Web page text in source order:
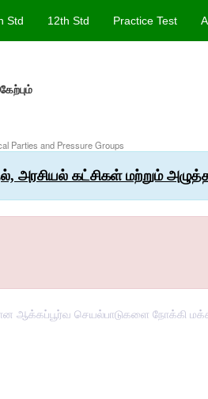
Std 12th Std Practice Test
Parties and Pressure Groups
அரசியல் கட்சிகள் மற்றும்
ஆக்கப்பூர்வ செயல்பாடுகளை நோக்கி